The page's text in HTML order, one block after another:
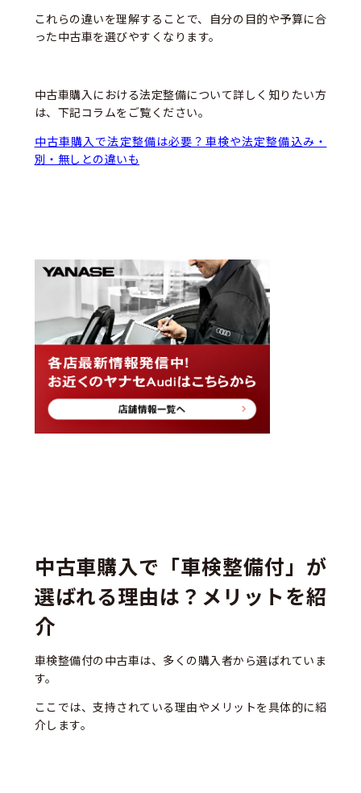
これらの違いを理解することで、自分の目的や予算に合
った中古車を選びやすくなります。
中古車購入における法定整備について詳しく知りたい方
は、下記コラムをご覧ください。
中古車購入で法定整備は必要？車検や法定整備込み・
別・無しとの違いも
中古車購入で「車検整備付」が
選ばれる理由は？メリットを紹
介
車検整備付の中古車は、多くの購入者から選ばれていま
す。
ここでは、支持されている理由やメリットを具体的に紹
介します。